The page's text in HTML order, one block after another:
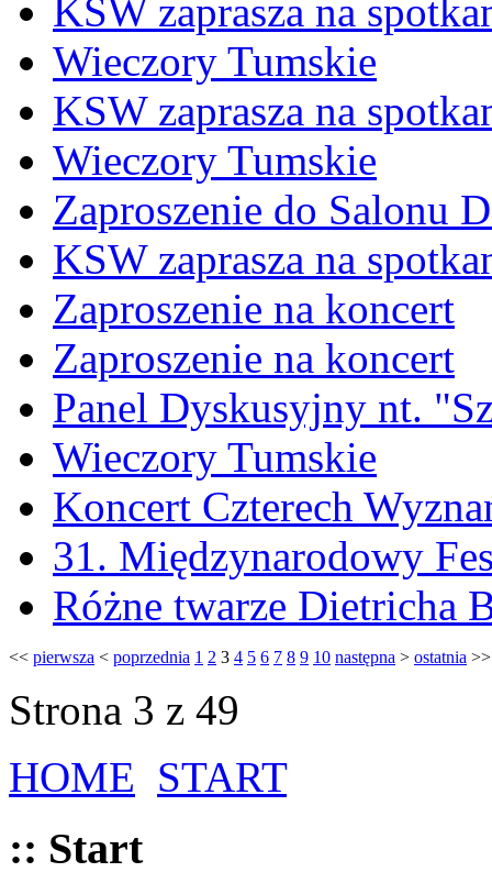
KSW zaprasza na
Wieczory Tumskie
KSW zaprasza na
Wieczory Tumskie
Zaproszenie do Salonu
KSW zaprasza na
Zaproszenie na koncert
Zaproszenie na koncert
Panel Dyskusyjny nt.
Wieczory Tumskie
Koncert Czterech
31. Międzynarodowy
Różne twarze Dietricha
<< pierwsza < poprzednia 1 2 3 4 5 6 7 8 9 10 następna > ostatnia >>
Strona 3 z 49
HOME START
:: Start